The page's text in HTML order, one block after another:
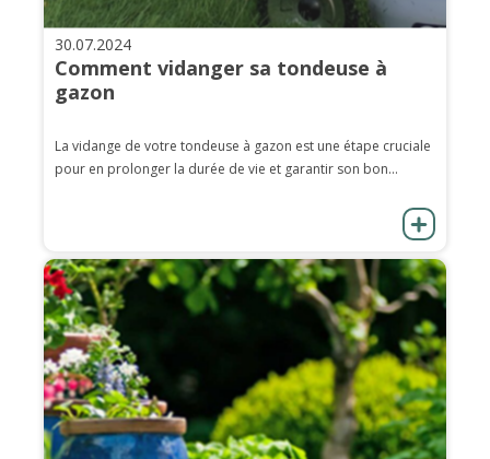
30.07.2024
Comment vidanger sa tondeuse à
gazon
La vidange de votre tondeuse à gazon est une étape cruciale
pour en prolonger la durée de vie et garantir son bon...